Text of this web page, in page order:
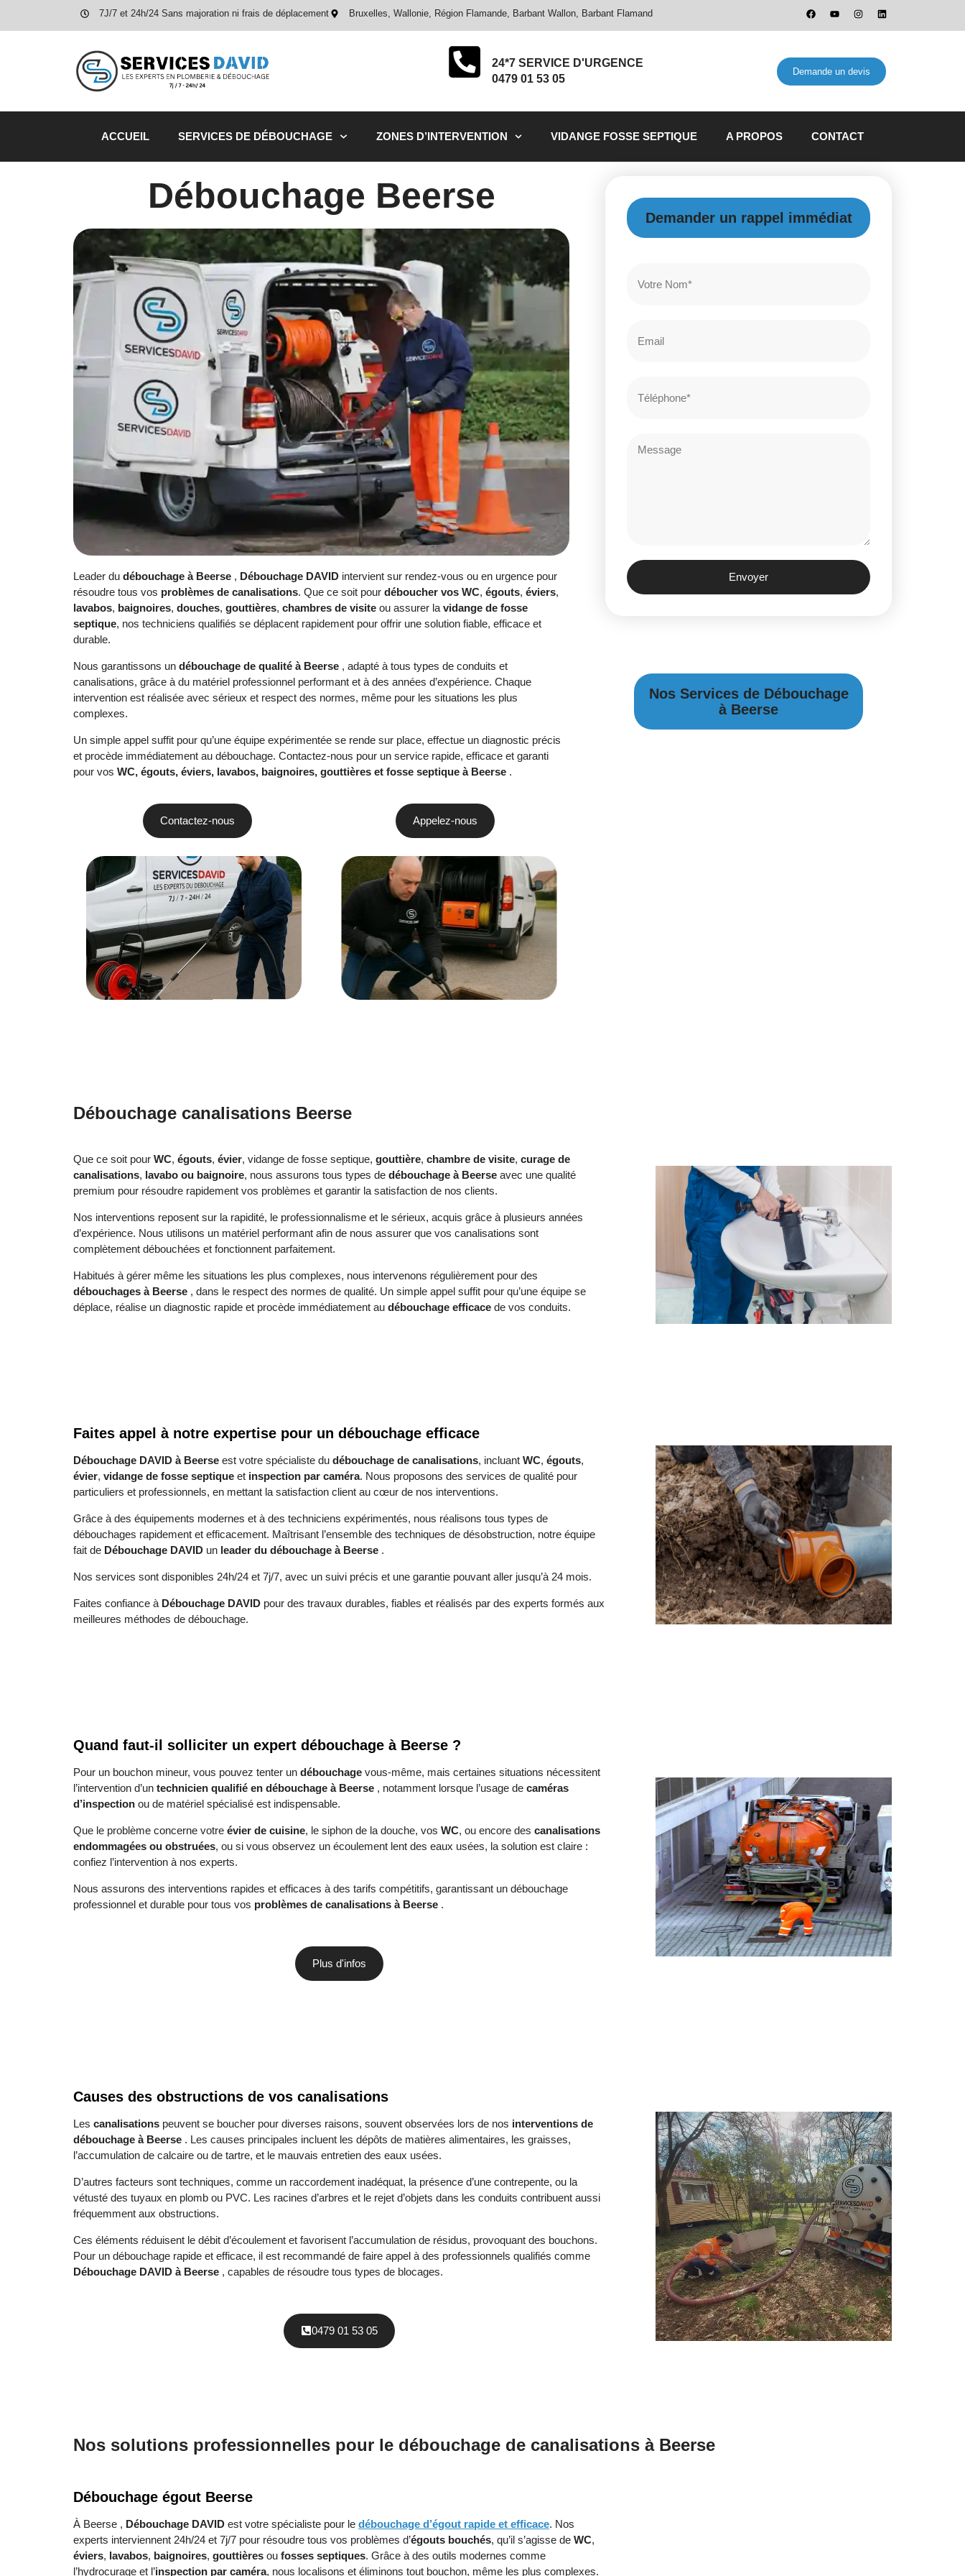
7J/7 et 24h/24 Sans majoration ni frais de déplacement Bruxelles, Wallonie, Région Flamande, Barbant Wallon, Barbant Flamand
24*7 SERVICE D'URGENCE
0479 01 53 05
Demande un devis
ACCUEIL SERVICES DE DÉBOUCHAGE ZONES D’INTERVENTION VIDANGE FOSSE SEPTIQUE A PROPOS CONTACT
Débouchage Beerse
Leader du débouchage à Beerse , Débouchage DAVID intervient sur rendez-vous ou en urgence pour
résoudre tous vos problèmes de canalisations. Que ce soit pour déboucher vos WC, égouts, éviers,
lavabos, baignoires, douches, gouttières, chambres de visite ou assurer la vidange de fosse
septique, nos techniciens qualifiés se déplacent rapidement pour offrir une solution fiable, efficace et
durable.
Nous garantissons un débouchage de qualité à Beerse , adapté à tous types de conduits et
canalisations, grâce à du matériel professionnel performant et à des années d’expérience. Chaque
intervention est réalisée avec sérieux et respect des normes, même pour les situations les plus
complexes.
Un simple appel suffit pour qu’une équipe expérimentée se rende sur place, effectue un diagnostic précis
et procède immédiatement au débouchage. Contactez-nous pour un service rapide, efficace et garanti
pour vos WC, égouts, éviers, lavabos, baignoires, gouttières et fosse septique à Beerse .
Contactez-nous Appelez-nous
Demander un rappel immédiat
Envoyer
Nos Services de Débouchage
à Beerse
Débouchage canalisations Beerse
Que ce soit pour WC, égouts, évier, vidange de fosse septique, gouttière, chambre de visite, curage de
canalisations, lavabo ou baignoire, nous assurons tous types de débouchage à Beerse avec une qualité
premium pour résoudre rapidement vos problèmes et garantir la satisfaction de nos clients.
Nos interventions reposent sur la rapidité, le professionnalisme et le sérieux, acquis grâce à plusieurs années
d’expérience. Nous utilisons un matériel performant afin de nous assurer que vos canalisations sont
complètement débouchées et fonctionnent parfaitement.
Habitués à gérer même les situations les plus complexes, nous intervenons régulièrement pour des
débouchages à Beerse , dans le respect des normes de qualité. Un simple appel suffit pour qu’une équipe se
déplace, réalise un diagnostic rapide et procède immédiatement au débouchage efficace de vos conduits.
Faites appel à notre expertise pour un débouchage efficace
Débouchage DAVID à Beerse est votre spécialiste du débouchage de canalisations, incluant WC, égouts,
évier, vidange de fosse septique et inspection par caméra. Nous proposons des services de qualité pour
particuliers et professionnels, en mettant la satisfaction client au cœur de nos interventions.
Grâce à des équipements modernes et à des techniciens expérimentés, nous réalisons tous types de
débouchages rapidement et efficacement. Maîtrisant l’ensemble des techniques de désobstruction, notre équipe
fait de Débouchage DAVID un leader du débouchage à Beerse .
Nos services sont disponibles 24h/24 et 7j/7, avec un suivi précis et une garantie pouvant aller jusqu’à 24 mois.
Faites confiance à Débouchage DAVID pour des travaux durables, fiables et réalisés par des experts formés aux
meilleures méthodes de débouchage.
Quand faut-il solliciter un expert débouchage à Beerse ?
Pour un bouchon mineur, vous pouvez tenter un débouchage vous-même, mais certaines situations nécessitent
l’intervention d’un technicien qualifié en débouchage à Beerse , notamment lorsque l’usage de caméras
d’inspection ou de matériel spécialisé est indispensable.
Que le problème concerne votre évier de cuisine, le siphon de la douche, vos WC, ou encore des canalisations
endommagées ou obstruées, ou si vous observez un écoulement lent des eaux usées, la solution est claire :
confiez l’intervention à nos experts.
Nous assurons des interventions rapides et efficaces à des tarifs compétitifs, garantissant un débouchage
professionnel et durable pour tous vos problèmes de canalisations à Beerse .
Plus d'infos
Causes des obstructions de vos canalisations
Les canalisations peuvent se boucher pour diverses raisons, souvent observées lors de nos interventions de
débouchage à Beerse . Les causes principales incluent les dépôts de matières alimentaires, les graisses,
l’accumulation de calcaire ou de tartre, et le mauvais entretien des eaux usées.
D’autres facteurs sont techniques, comme un raccordement inadéquat, la présence d’une contrepente, ou la
vétusté des tuyaux en plomb ou PVC. Les racines d’arbres et le rejet d’objets dans les conduits contribuent aussi
fréquemment aux obstructions.
Ces éléments réduisent le débit d’écoulement et favorisent l’accumulation de résidus, provoquant des bouchons.
Pour un débouchage rapide et efficace, il est recommandé de faire appel à des professionnels qualifiés comme
Débouchage DAVID à Beerse , capables de résoudre tous types de blocages.
0479 01 53 05
Nos solutions professionnelles pour le débouchage de canalisations à Beerse
Débouchage égout Beerse
À Beerse , Débouchage DAVID est votre spécialiste pour le débouchage d’égout rapide et efficace. Nos
experts interviennent 24h/24 et 7j/7 pour résoudre tous vos problèmes d’égouts bouchés, qu’il s’agisse de WC,
éviers, lavabos, baignoires, gouttières ou fosses septiques. Grâce à des outils modernes comme
l’hydrocurage et l’inspection par caméra, nous localisons et éliminons tout bouchon, même les plus complexes.